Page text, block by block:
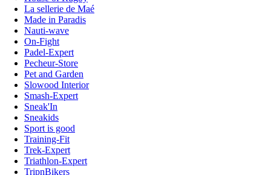
La sellerie de Maé
Made in Paradis
Nauti-wave
On-Fight
Padel-Expert
Pecheur-Store
Pet and Garden
Slowood Interior
Smash-Expert
Sneak'In
Sneakids
Sport is good
Training-Fit
Trek-Expert
Triathlon-Expert
TripnBikers